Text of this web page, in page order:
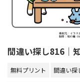
間違い探し816｜
無料プリント 間違い探